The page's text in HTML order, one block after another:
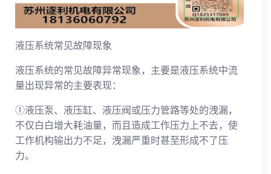
液压系统常见故障现象
液压系统的常见故障异常现象，主要是液压系统中流
量出现异常的主要表现：
①液压泵、液压缸、液压阀或压力管路等处的洩漏，
不仅白白增大耗油量，而且造成工作压力上不去，使
工作机构输出力不足，洩漏严重时甚至形成不了压
力。